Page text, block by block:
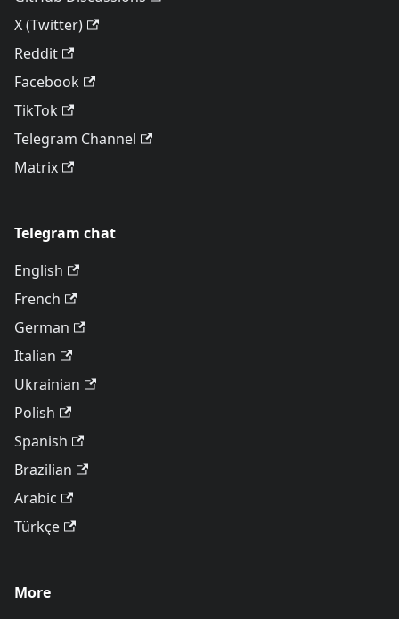
X (Twitter)
Reddit
Facebook
TikTok
Telegram Channel
Matrix
Telegram chat
English
French
German
Italian
Ukrainian
Polish
Spanish
Brazilian
Arabic
Türkçe
More